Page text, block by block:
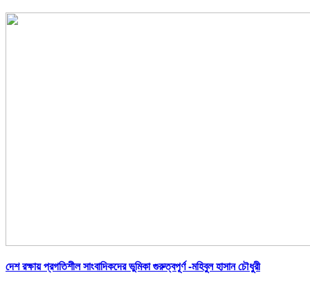
দেশ রক্ষায় প্রগতিশীল সাংবাদিকদের ভুমিকা গুরুত্বপূর্ণ -মহিবুল হাসান চৌধুরী